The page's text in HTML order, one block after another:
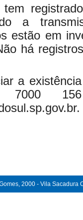
a
estão em
há
a
7000
2000 - Vila